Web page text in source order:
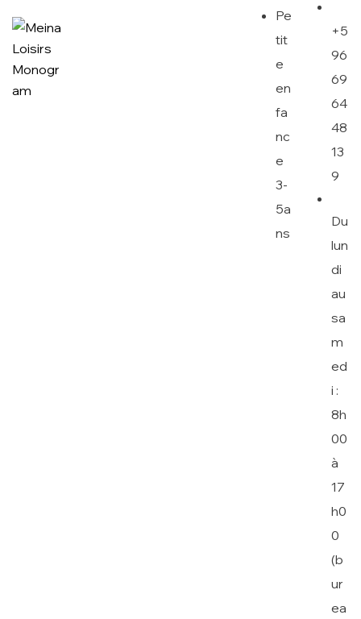
Pe
tit
e
en
fa
nc
e
3-
5a
ns
+5
96
69
64
48
13
9
Du
lun
di
au
sa
m
ed
i :
8h
00
à
17
h0
0
(b
ur
ea